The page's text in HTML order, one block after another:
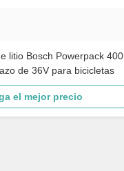
litio Bosch Powerpack 400,
de 36V para bicicletas
el mejor precio